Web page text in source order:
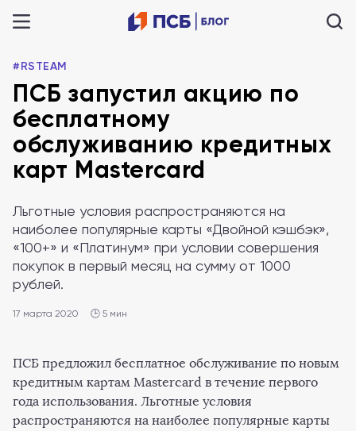
#RSTEAM
ПСБ запустил акцию по
бесплатному
обслуживанию кредитных
карт Mastercard
Льготные условия распространяются на
наиболее популярные карты «Двойной кэшбэк»,
«100+» и «Платинум» при условии совершения
покупок в первый месяц на сумму от 1000
рублей.
17 марта 2020 🕒 5 мин
ПСБ предложил бесплатное обслуживание по новым
кредитным картам Mastercard в течение первого
года использования. Льготные условия
распространяются на наиболее популярные карты